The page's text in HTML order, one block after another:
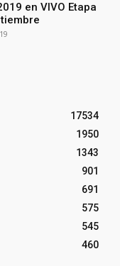
en VIVO Etapa
17534
1950
1343
901
691
575
545
460